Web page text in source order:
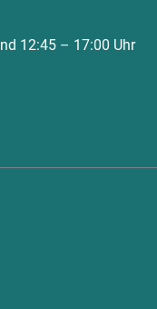
12:45 – 17:00 Uhr